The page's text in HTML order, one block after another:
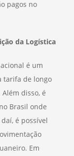
pagos no
da Logística
é um
tarifa de longo
disso, é
Brasil onde
é possível
Em